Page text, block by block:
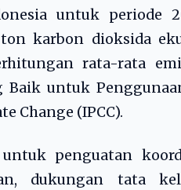
untuk periode
karbon dioksida
rata-rata
Baik untuk
Change (IPCC).
penguatan
dukungan tata